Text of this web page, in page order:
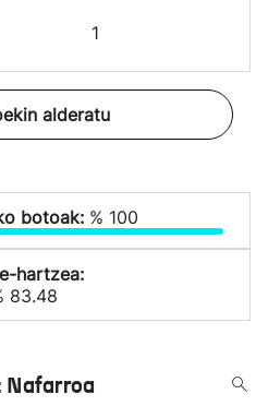
1
alderatu
botoak: % 100
hartzea:
83.48
Nafarroa